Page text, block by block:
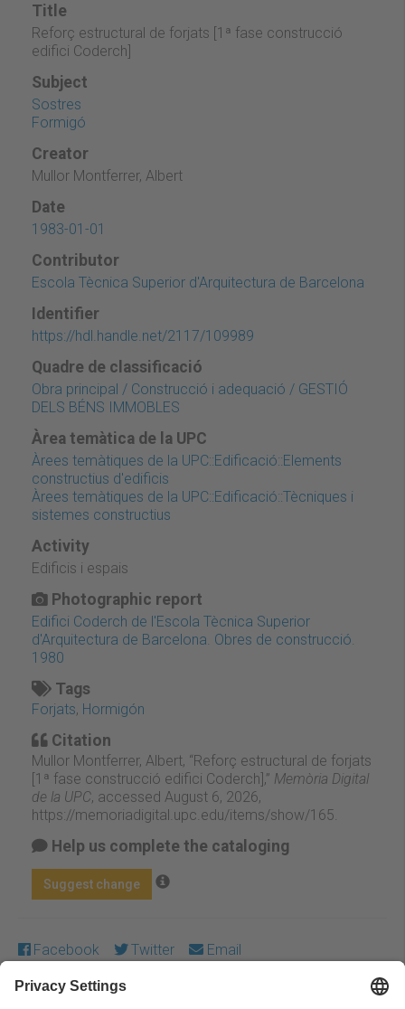
Title
Reforç estructural de forjats [1ª fase construcció
edifici Coderch]
Subject
Sostres
Formigó
Creator
Mullor Montferrer, Albert
Date
1983-01-01
Contributor
Escola Tècnica Superior d'Arquitectura de Barcelona
Identifier
https://hdl.handle.net/2117/109989
Quadre de classificació
Obra principal / Construcció i adequació / GESTIÓ
DELS BÉNS IMMOBLES
Àrea temàtica de la UPC
Àrees temàtiques de la UPC::Edificació::Elements
constructius d'edificis
Àrees temàtiques de la UPC::Edificació::Tècniques i
sistemes constructius
Activity
Edificis i espais
Photographic report
Edifici Coderch de l'Escola Tècnica Superior
d'Arquitectura de Barcelona. Obres de construcció.
1980
Tags
Forjats, Hormigón
Citation
Mullor Montferrer, Albert, “Reforç estructural de forjats
[1ª fase construcció edifici Coderch],” Memòria Digital
de la UPC, accessed August 6, 2026,
https://memoriadigital.upc.edu/items/show/165
Help us complete the cataloging
Suggest change
Facebook Twitter Email